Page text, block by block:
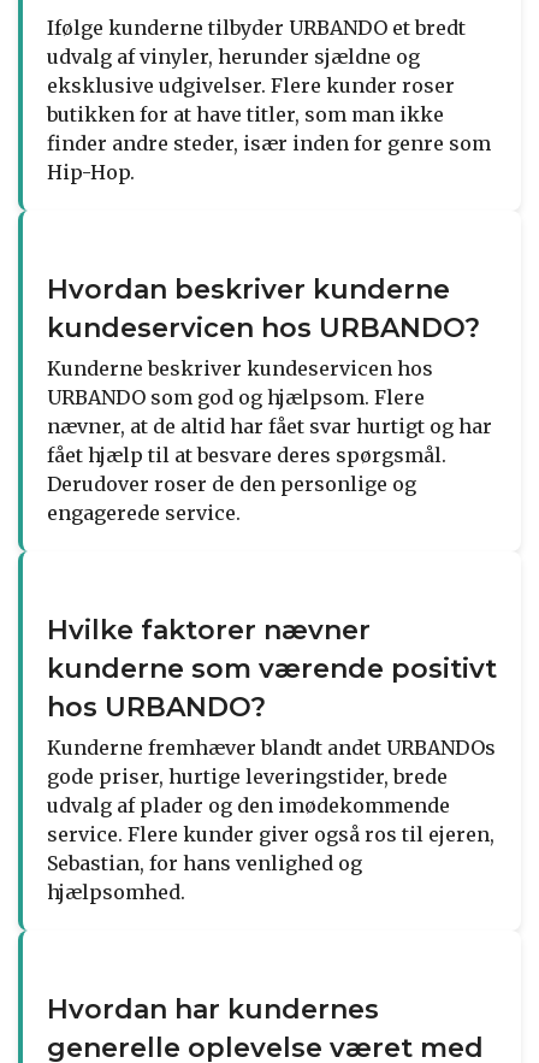
Ifølge kunderne tilbyder URBANDO et bredt
udvalg af vinyler, herunder sjældne og
eksklusive udgivelser. Flere kunder roser
butikken for at have titler, som man ikke
finder andre steder, især inden for genre som
Hip-Hop.
Hvordan beskriver kunderne
kundeservicen hos URBANDO?
Kunderne beskriver kundeservicen hos
URBANDO som god og hjælpsom. Flere
nævner, at de altid har fået svar hurtigt og har
fået hjælp til at besvare deres spørgsmål.
Derudover roser de den personlige og
engagerede service.
Hvilke faktorer nævner
kunderne som værende positivt
hos URBANDO?
Kunderne fremhæver blandt andet URBANDOs
gode priser, hurtige leveringstider, brede
udvalg af plader og den imødekommende
service. Flere kunder giver også ros til ejeren,
Sebastian, for hans venlighed og
hjælpsomhed.
Hvordan har kundernes
generelle oplevelse været med